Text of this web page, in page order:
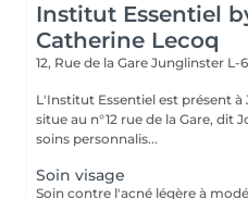
Institut Essentiel
Catherine Lecoq
12, Rue de la Gare Junglinster L-
L'Institut Essentiel est présent
situe au n°12 rue de la Gare, dit Jong Mëtt.
soins personnalis...
Soin visage